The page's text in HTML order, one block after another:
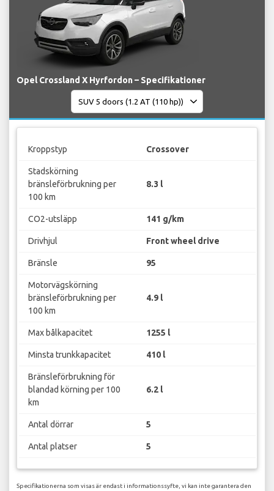
Opel Crossland X Hyrfordon – Specifikationer
Kroppstyp Crossover
Stadskörning
bränsleförbrukning per
100 km
8.3 l
CO2-utsläpp 141 g/km
Drivhjul Front wheel drive
Bränsle 95
Motorvägskörning
bränsleförbrukning per
100 km
4.9 l
Max bålkapacitet 1255 l
Minsta trunkkapacitet 410 l
Bränsleförbrukning för
blandad körning per 100
km
6.2 l
Antal dörrar 5
Antal platser 5
Specifikationerna som visas är endast i informationssyfte, vi kan inte garantera den